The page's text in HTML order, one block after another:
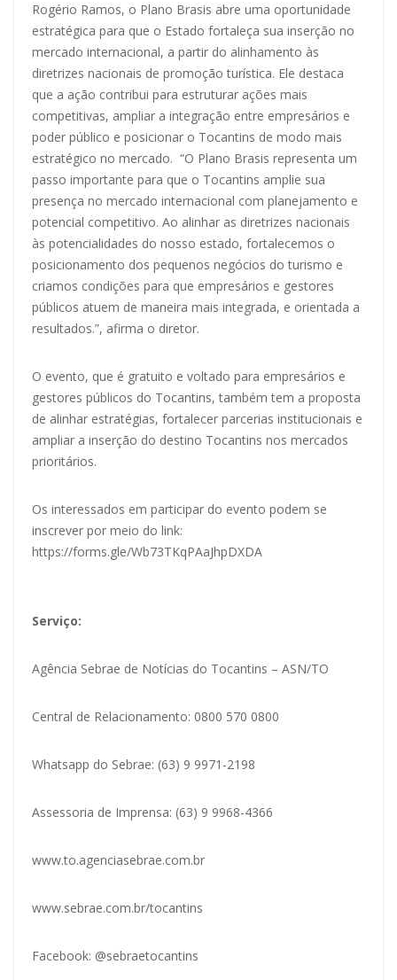
Rogério Ramos, o Plano Brasis abre uma oportunidade
estratégica para que o Estado fortaleça sua inserção no
mercado internacional, a partir do alinhamento às
diretrizes nacionais de promoção turística. Ele destaca
que a ação contribui para estruturar ações mais
competitivas, ampliar a integração entre empresários e
poder público e posicionar o Tocantins de modo mais
estratégico no mercado. “O Plano Brasis representa um
passo importante para que o Tocantins amplie sua
presença no mercado internacional com planejamento e
potencial competitivo. Ao alinhar as diretrizes nacionais
às potencialidades do nosso estado, fortalecemos o
posicionamento dos pequenos negócios do turismo e
criamos condições para que empresários e gestores
públicos atuem de maneira mais integrada, e orientada a
resultados.”, afirma o diretor.
O evento, que é gratuito e voltado para empresários e
gestores públicos do Tocantins, também tem a proposta
de alinhar estratégias, fortalecer parcerias institucionais e
ampliar a inserção do destino Tocantins nos mercados
prioritários.
Os interessados em participar do evento podem se
inscrever por meio do link:
https://forms.gle/Wb73TKqPAaJhpDXDA
Serviço:
Agência Sebrae de Notícias do Tocantins – ASN/TO
Central de Relacionamento: 0800 570 0800
Whatsapp do Sebrae: (63) 9 9971-2198
Assessoria de Imprensa: (63) 9 9968-4366
www.to.agenciasebrae.com.br
www.sebrae.com.br/tocantins
Facebook: @sebraetocantins